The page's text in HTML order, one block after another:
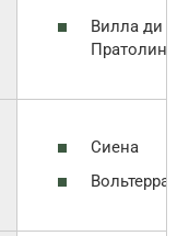
Вилла ди
Пратолино
Сиена
Вольтерра